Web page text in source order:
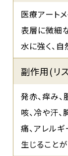
医療アートメ
表層に微細
水に強く、
副作用(リ
発赤、痒み、
咳、冷や汗、
痛、アレル
生じることが